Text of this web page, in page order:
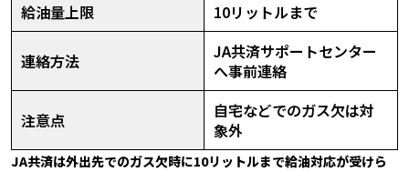
給油量上限
10リットルまで
連絡方法
JA共済サポートセンター
へ事前連絡
注意点
自宅などでのガス欠は対
象外
JA共済は外出先でのガス欠時に10リットルまで給油対応が受けら